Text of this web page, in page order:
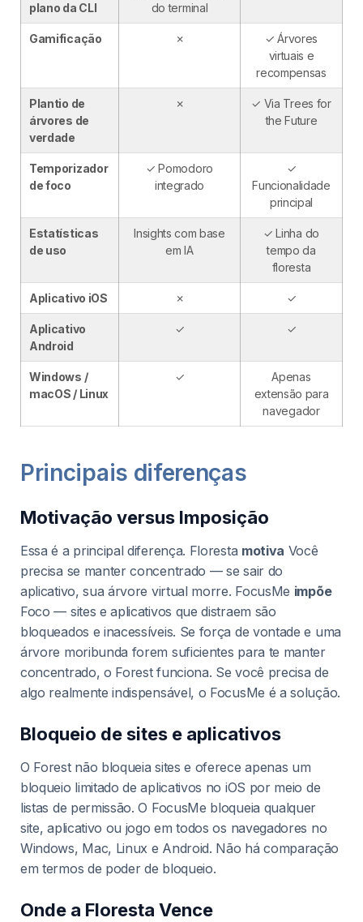
plano da CLI
do terminal
Gamificação ✗
✓ Árvores
virtuais e
recompensas
Plantio de
árvores de
verdade
✗
✓ Via Trees for
the Future
Temporizador
de foco
✓ Pomodoro
integrado
✓
Funcionalidade
principal
Estatísticas
de uso
Insights com base
em IA
✓ Linha do
tempo da
floresta
Aplicativo iOS ✗ ✓
Aplicativo
Android
✓ ✓
Windows /
macOS / Linux
✓
Apenas
extensão para
navegador
Principais diferenças
Motivação versus Imposição
Essa é a principal diferença. Floresta motiva Você
precisa se manter concentrado — se sair do
aplicativo, sua árvore virtual morre. FocusMe impõe
Foco — sites e aplicativos que distraem são
bloqueados e inacessíveis. Se força de vontade e uma
árvore moribunda forem suficientes para te manter
concentrado, o Forest funciona. Se você precisa de
algo realmente indispensável, o FocusMe é a solução.
Bloqueio de sites e aplicativos
O Forest não bloqueia sites e oferece apenas um
bloqueio limitado de aplicativos no iOS por meio de
listas de permissão. O FocusMe bloqueia qualquer
site, aplicativo ou jogo em todos os navegadores no
Windows, Mac, Linux e Android. Não há comparação
em termos de poder de bloqueio.
Onde a Floresta Vence